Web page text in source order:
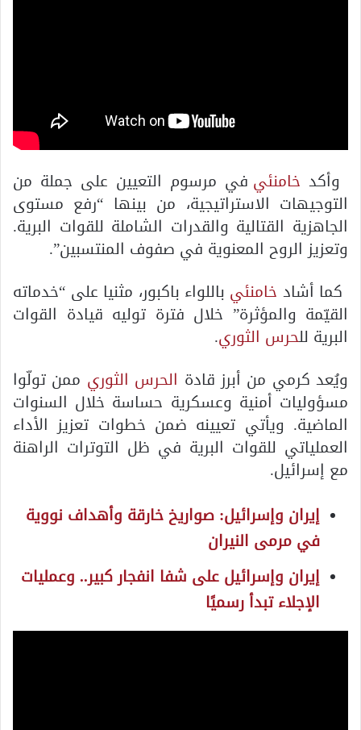
وأكد خامنئي في مرسوم التعيين على جملة من
التوجيهات الاستراتيجية، من بينها “رفع مستوى
الجاهزية القتالية والقدرات الشاملة للقوات البرية.
وتعزيز الروح المعنوية في صفوف المنتسبين”.
كما أشاد خامنئي باللواء باكبور، مثنيا على “خدماته
القيّمة والمؤثرة” خلال فترة توليه قيادة القوات
البرية للحرس الثوري.
ويُعد كرمي من أبرز قادة الحرس الثوري ممن تولّوا
مسؤوليات أمنية وعسكرية حساسة خلال السنوات
الماضية. ويأتي تعيينه ضمن خطوات تعزيز الأداء
العملياتي للقوات البرية في ظل التوترات الراهنة
مع إسرائيل.
إيران وإسرائيل: صواريخ خارقة وأهداف نووية
في مرمى النيران
إيران وإسرائيل على شفا انفجار كبير.. وعمليات
الإجلاء تبدأ رسميًا